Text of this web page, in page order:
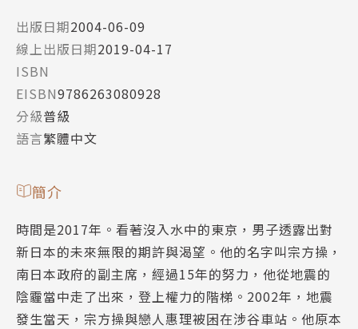
出版日期2004-06-09
線上出版日期2019-04-17
ISBN
EISBN9786263080928
分級普級
語言繁體中文
簡介
時間是2017年。看著沒入水中的東京，男子透露出對
新日本的未來無限的期許與渴望。他的名字叫宗方操，
南日本政府的副主席，經過15年的努力，他從地震的
陰霾當中走了出來，登上權力的階梯。2002年，地震
發生當天，宗方操與戀人惠理被困在涉谷車站。他原本